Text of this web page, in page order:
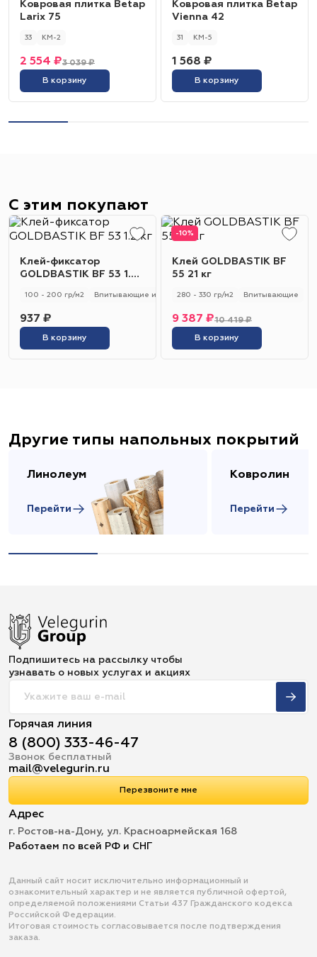
Ковровая плитка Betap
Larix 75
33 КМ-2
3 039 ₽
2 554 ₽
В корзину
Ковровая плитка Betap
Vienna 42
31 КМ-5
1 568 ₽
В корзину
С этим покупают
Клей-фиксатор
GOLDBASTIK BF 53 1.2
100 - 200 гр/м2 Впитывающие и не впитывающие Универсальный
937 ₽
В корзину
-10%
Клей GOLDBASTIK BF
55 21 кг
280 - 330 гр/м2 Впитывающие
10 419 ₽
9 387 ₽
В корзину
Другие типы напольных покрытий
Линолеум
Перейти
Ковролин
Перейти
Подпишитесь на рассылку чтобы
узнавать о новых услугах и акциях
Горячая линия
8 (800) 333-46-47
Звонок бесплатный
mail@velegurin.ru
Перезвоните мне
Адрес
г. Ростов-на-Дону, ул. Красноармейская 168
Работаем по всей РФ и СНГ
Данный сайт носит исключительно информационный и
ознакомительный характер и не является публичной офертой,
определяемой положениями Статьи 437 Гражданского кодекса
Российской Федерации.
Итоговая стоимость согласовывается после подтверждения
заказа.